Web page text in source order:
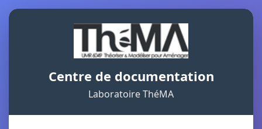
Centre de documentation
Laboratoire ThéMA